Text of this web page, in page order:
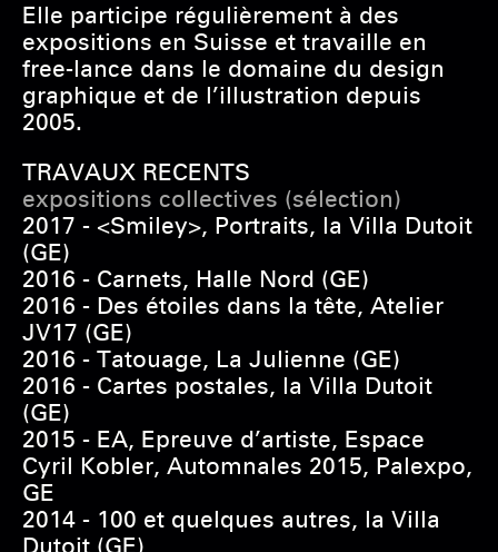
Elle participe régulièrement à des
expositions en Suisse et travaille en
free-lance dans le domaine du design
graphique et de l’illustration depuis
2005.
TRAVAUX RECENTS
expositions collectives (sélection)
2017 - <Smiley>, Portraits, la Villa Dutoit
(GE)
2016 - Carnets, Halle Nord (GE)
2016 - Des étoiles dans la tête, Atelier
JV17 (GE)
2016 - Tatouage, La Julienne (GE)
2016 - Cartes postales, la Villa Dutoit
(GE)
2015 - EA, Epreuve d’artiste, Espace
Cyril Kobler, Automnales 2015, Palexpo,
GE
2014 - 100 et quelques autres, la Villa